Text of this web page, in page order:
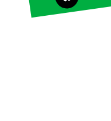
Télécharger
gratuitement les